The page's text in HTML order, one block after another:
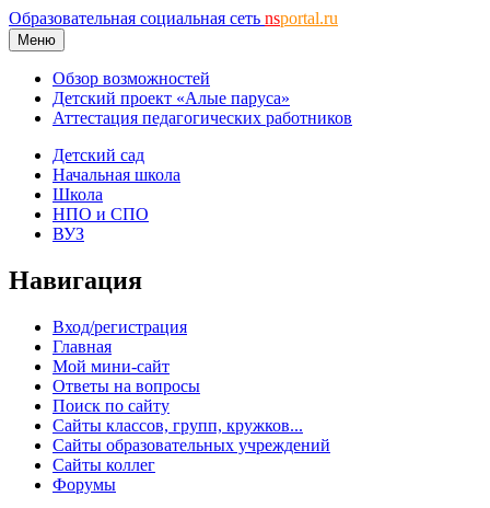
Образовательная социальная сеть nsportal.ru
Меню
Обзор возможностей
Детский проект «Алые паруса»
Аттестация педагогических работников
Детский сад
Начальная школа
Школа
НПО и СПО
ВУЗ
Навигация
Вход/регистрация
Главная
Мой мини-сайт
Ответы на вопросы
Поиск по сайту
Сайты классов, групп, кружков...
Сайты образовательных учреждений
Сайты коллег
Форумы